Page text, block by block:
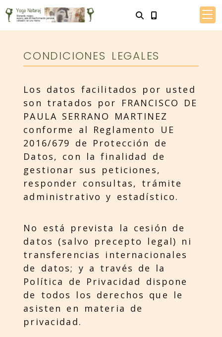
CONDICIONES LEGALES
Los datos facilitados por usted
son tratados por
FRANCISCO DE
PAULA SERRANO MARTINEZ
conforme al Reglamento UE
2016/679 de Protección de
Datos, con la finalidad de
gestionar sus peticiones,
responder consultas, trámite
administrativo y estadístico.
No está prevista la cesión de
datos (salvo precepto legal) ni
transferencias internacionales
de datos; y a través de la
Política de Privacidad dispone
de todos los derechos que le
asisten en materia de
privacidad.